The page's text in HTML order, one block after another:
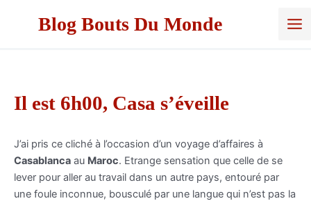
Blog Bouts Du Monde
Il est 6h00, Casa s’éveille
J’ai pris ce cliché à l’occasion d’un voyage d’affaires à
Casablanca au Maroc. Etrange sensation que celle de se
lever pour aller au travail dans un autre pays, entouré par
une foule inconnue, bousculé par une langue qui n’est pas la